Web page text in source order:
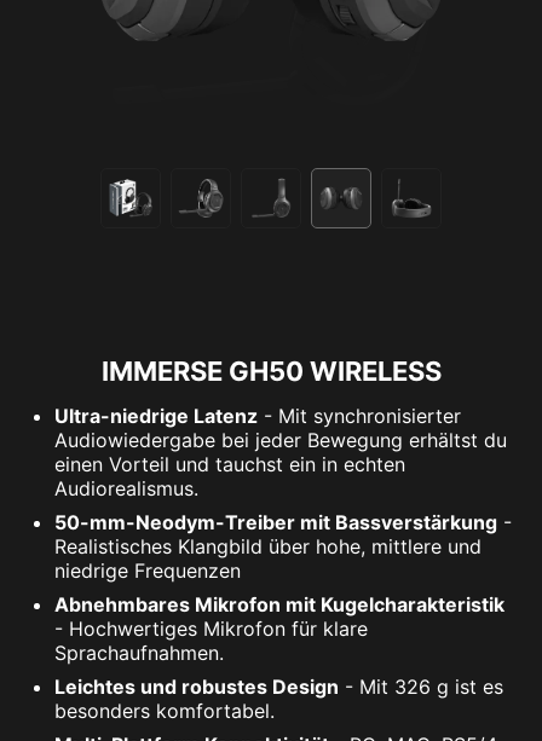
IMMERSE GH50 WIRELESS
Ultra-niedrige Latenz - Mit synchronisierter
Audiowiedergabe bei jeder Bewegung erhältst du
einen Vorteil und tauchst ein in echten
Audiorealismus.
50-mm-Neodym-Treiber mit Bassverstärkung -
Realistisches Klangbild über hohe, mittlere und
niedrige Frequenzen
Abnehmbares Mikrofon mit Kugelcharakteristik
- Hochwertiges Mikrofon für klare
Sprachaufnahmen.
Leichtes und robustes Design - Mit 326 g ist es
besonders komfortabel.